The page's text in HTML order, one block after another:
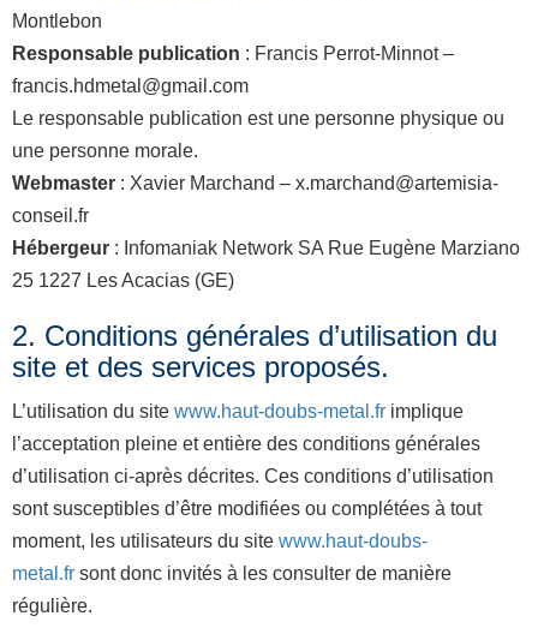
Montlebon
Responsable publication : Francis Perrot-Minnot –
francis.hdmetal@gmail.com
Le responsable publication est une personne physique ou
une personne morale.
Webmaster : Xavier Marchand – x.marchand@artemisia-
conseil.fr
Hébergeur : Infomaniak Network SA Rue Eugène Marziano
25 1227 Les Acacias (GE)
2. Conditions générales d’utilisation du
site et des services proposés.
L’utilisation du site www.haut-doubs-metal.fr implique
l’acceptation pleine et entière des conditions générales
d’utilisation ci-après décrites. Ces conditions d’utilisation
sont susceptibles d’être modifiées ou complétées à tout
moment, les utilisateurs du site www.haut-doubs-
metal.fr sont donc invités à les consulter de manière
régulière.